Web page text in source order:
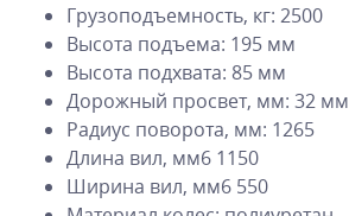
Грузоподъемность, кг: 2500
Высота подъема: 195 мм
Высота подхвата: 85 мм
Дорожный просвет, мм: 32 мм
Радиус поворота, мм: 1265
Длина вил, мм6 1150
Ширина вил, мм6 550